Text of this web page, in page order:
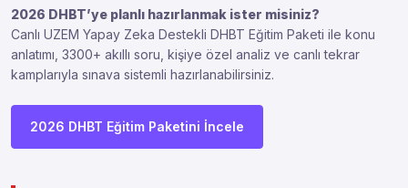
2026 DHBT’ye planlı hazırlanmak ister misiniz?
Canlı UZEM Yapay Zeka Destekli DHBT Eğitim Paketi ile konu
anlatımı, 3300+ akıllı soru, kişiye özel analiz ve canlı tekrar
kamplarıyla sınava sistemli hazırlanabilirsiniz.
2026 DHBT Eğitim Paketini İncele